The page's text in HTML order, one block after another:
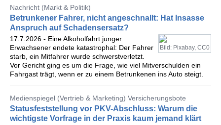
Nachricht (Markt & Politik)
Betrunkener Fahrer, nicht angeschnallt: Hat Insasse
Anspruch auf Schadensersatz?
Bild: Pixabay, CC0
17.7.2026 - Eine Alkoholfahrt junger
Erwachsener endete katastrophal: Der Fahrer
starb, ein Mitfahrer wurde schwerstverletzt.
Vor Gericht ging es um die Frage, wie viel Mitverschulden ein
Fahrgast trägt, wenn er zu einem Betrunkenen ins Auto steigt.
Medienspiegel (Vertrieb & Marketing) Versicherungsbote
Statusfeststellung vor PKV-Abschluss: Warum die
wichtigste Vorfrage in der Praxis kaum jemand klärt